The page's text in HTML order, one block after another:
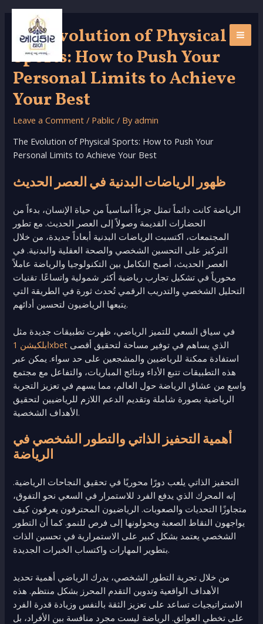
Skip
contentThe Evolution of Physical
Sports: How to Push Your
Personal Limits to Achieve
Your Best
Leave a Comment / Pablic / Byadmin
The Evolution of Physical Sports: How to Push Your
Personal Limits to Achieve Your Best
ظهور الرياضات البدنية في العصر الحديث
الرياضة كانت دائماً تمثل جزءاً أساسياً من حياة الإنسان، بدءاً من
الحضارات القديمة وصولاً إلى العصر الحديث. مع تطور
المجتمعات، اكتسبت الرياضات البدنية أبعاداً جديدة، من خلال
التركيز على التحسين الشخصي والصحة العقلية والبدنية. في
العصر الحديث، أصبح التكامل بين التكنولوجيا والرياضة عاملاً
محورياً في تشكيل تجارب رياضية أكثر شمولية واتساعًا. تقنيات
التحليل الشخصي والتدريب الرقمي تُحدث ثورة في الطريقة التي
يتبعها الرياضيون لتحسين أدائهم.
في سياق السعي للتميز الرياضي، ظهرت تطبيقات جديدة مثل
ابلكيشن 1xbet
استفادة ممكنة للرياضيين والمشجعين على حد سواء. يمكن عبر
هذه التطبيقات تتبع الأداء ونتائج المباريات، والتفاعل مع مجتمع
واسع من عشاق الرياضة حول العالم، مما يسهم في تعزيز التجربة
الرياضية بصورة شاملة وتقديم الدعم اللازم للرياضيين لتحقيق
الأهداف الشخصية.
أهمية التحفيز الذاتي والتطور الشخصي في
الرياضة
التحفيز الذاتي يلعب دورًا محوريًا في تحقيق النجاحات الرياضية.
إنه المحرك الذي يدفع الفرد للاستمرار في السعي نحو التفوق،
متجاوزًا التحديات والصعوبات. الرياضيون المحترفون يعرفون كيف
يواجهون النقاط الصعبة ويحولونها إلى فرص للنمو. كما أن التطور
الشخصي يعتمد بشكل كبير على الاستمرارية في تحسين الذات
بتطوير المهارات واكتساب الخبرات الجديدة.
من خلال تجربة التطور الشخصي، يدرك الرياضي أهمية تحديد
الأهداف الواقعية وتدوين التقدم المحرز بشكل منتظم. هذه
الاستراتيجيات تساعد على تعزيز الثقة بالنفس وزيادة قدرة الفرد
على تخطي العوائق. الرياضة ليست مجرد منافسة بين الأفراد، بل